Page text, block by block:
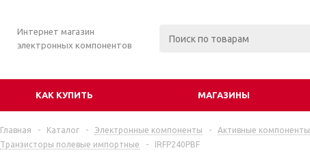
Интернет магазин
электронных компонентов
КАК КУПИТЬ МАГАЗИНЫ
Главная - Каталог - Электронные компоненты - Активные компоненты
Транзисторы полевые импортные
- IRFP240PBF